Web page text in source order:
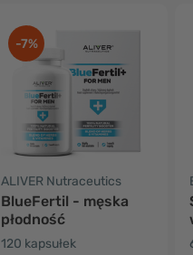
-7%
ALIVER Nutraceutics
BlueFertil - męska
płodność
120 kapsułek